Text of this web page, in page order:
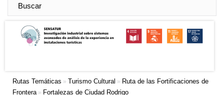
Buscar
Rutas Temáticas » Turismo Cultural » Ruta de las Fortificaciones de
Frontera» Fortalezas de Ciudad Rodrigo